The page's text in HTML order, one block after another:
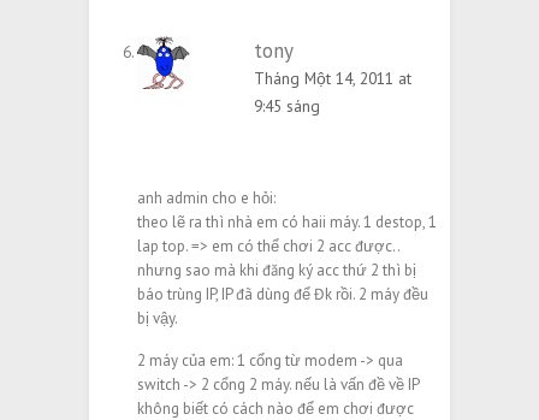
tony
Tháng Một 14, 2011 at
9:45 sáng
anh admin cho e hỏi:
theo lẽ ra thì nhà em có haii máy. 1 destop, 1
lap top. => em có thể chơi 2 acc được..
nhưng sao mà khi đăng ký acc thứ 2 thì bị
báo trùng IP, IP đã dùng để Đk rồi. 2 máy đều
bị vậy.
2 máy của em: 1 cổng từ modem -> qua
switch -> 2 cổng 2 máy. nếu là vấn đề về IP
không biết có cách nào để em chơi được